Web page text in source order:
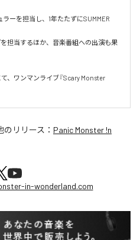
ーを担当し、1年たたずにSUMMER
担当するほか、音楽番組への出演も果
、ワンマンライブ『Scary Monster
のリリース： Panic Monster !n
in-wonderland.com